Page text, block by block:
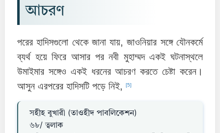
আচরণ
পরের হাদিসগুলো থেকে জানা যায়, জাওনিয়ার সঙ্গে যৌনকর্মে
ব্যর্থ হয়ে ফিরে আসার পর নবী মুহাম্মদ একই ঘটনাস্থলে
উমাইমার সঙ্গেও একই ধরনের আচরণ করতে চেষ্টা করেন।
আসুন এরপরের হাদিসটি পড়ে নিই,
[5]
সহীহ বুখারী (তাওহীদ পাবলিকেশন)
৬৮/ ত্বলাক